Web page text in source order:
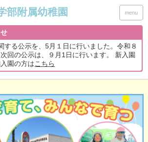
menu
する公示を、5月１日に行いました。令和８
回の公示は、９月1日に行います。 新入園
園の方はこちら